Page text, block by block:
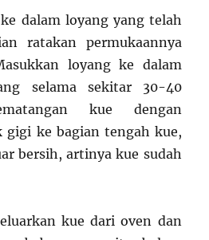
dalam loyang yang telah
ratakan permukaannya
loyang ke dalam
selama sekitar 30-40
kue dengan
gigi ke bagian tengah kue,
bersih, artinya kue sudah
kue dari oven dan